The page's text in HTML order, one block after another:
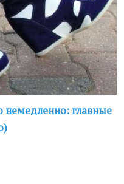
немедленно: главные